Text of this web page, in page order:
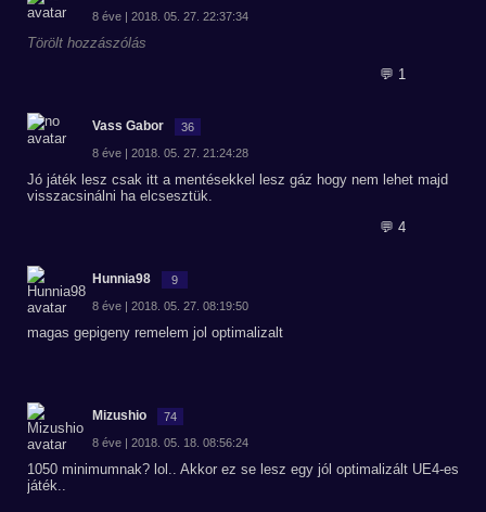
8 éve | 2018. 05. 27. 22:37:34
Törölt hozzászólás
💬 1
Vass Gabor 36
8 éve | 2018. 05. 27. 21:24:28
Jó játék lesz csak itt a mentésekkel lesz gáz hogy nem lehet majd
visszacsinálni ha elcsesztük.
💬 4
Hunnia98 9
8 éve | 2018. 05. 27. 08:19:50
magas gepigeny remelem jol optimalizalt
Mizushio 74
8 éve | 2018. 05. 18. 08:56:24
1050 minimumnak? lol.. Akkor ez se lesz egy jól optimalizált UE4-es
játék..